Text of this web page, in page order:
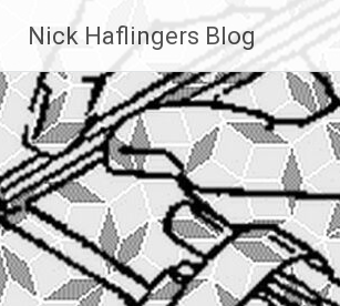
Inhalt
springen
Nick Haflingers Blog